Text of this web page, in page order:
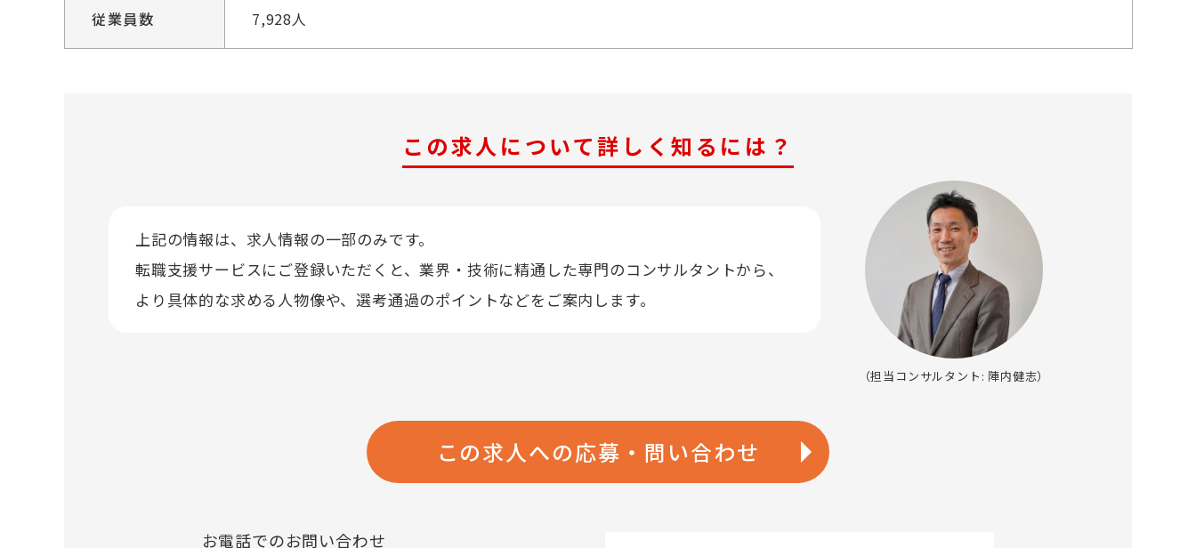
従業員数 7,928人
この求人について詳しく知るには？
上記の情報は、求人情報の一部のみです。
転職支援サービスにご登録いただくと、業界・技術に精通した専門のコンサルタントから、
より具体的な求める人物像や、選考通過のポイントなどをご案内します。
（担当コンサルタント: 陣内健志）
この求人への応募・問い合わせ
お電話でのお問い合わせ